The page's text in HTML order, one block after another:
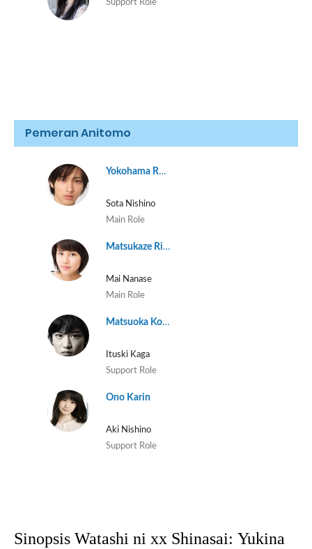
Support Role
Pemeran Anitomo
Yokohama Ryusei
Sota Nishino
Main Role
Matsukaze Risaki
Mai Nanase
Main Role
Matsuoka Koudai
Ituski Kaga
Support Role
Ono Karin
Aki Nishino
Support Role
Sinopsis Watashi ni xx Shinasai: Yukina